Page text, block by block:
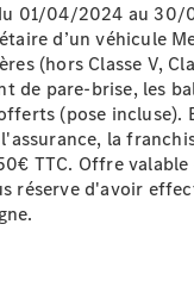
01/04/2024 au
d’un véhicule
(hors Classe V,
de pare-brise, les
(pose incluse).
la
TTC. Offre valable
réserve d'avoir